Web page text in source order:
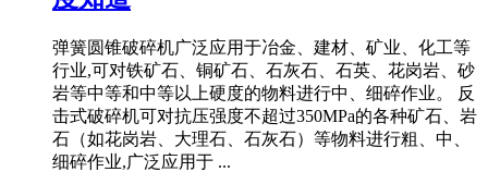
弹簧圆锥破碎机广泛应用于冶金、建材、矿业、化工等
行业,可对铁矿石、铜矿石、石灰石、石英、花岗岩、砂
岩等中等和中等以上硬度的物料进行中、细碎作业。 反
击式破碎机可对抗压强度不超过350MPa的各种矿石、岩
石（如花岗岩、大理石、石灰石）等物料进行粗、中、
细碎作业,广泛应用于 ...